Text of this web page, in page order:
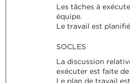
Les tâches à
équipe.
Le travail est
SOCLES
La discussion
exécuter est faite
Le plan de travail